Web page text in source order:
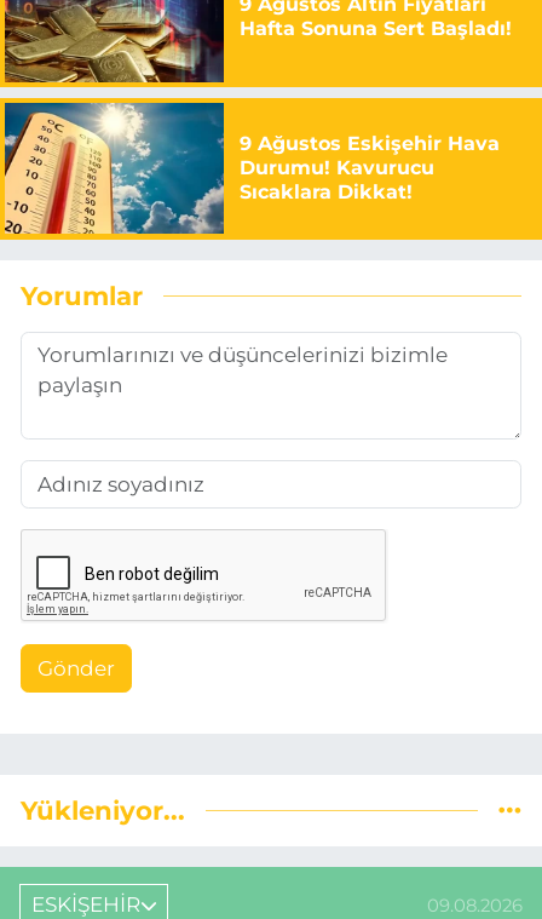
Hafta Sonuna Sert Başladı!
9 Ağustos Eskişehir Hava
Durumu! Kavurucu
Sıcaklara Dikkat!
Yorumlar
Gönder
Yükleniyor...
ESKİŞEHİR 09.08.2026